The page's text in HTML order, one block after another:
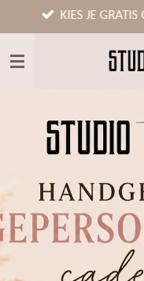
direct
naar
KIES JE GRATIS